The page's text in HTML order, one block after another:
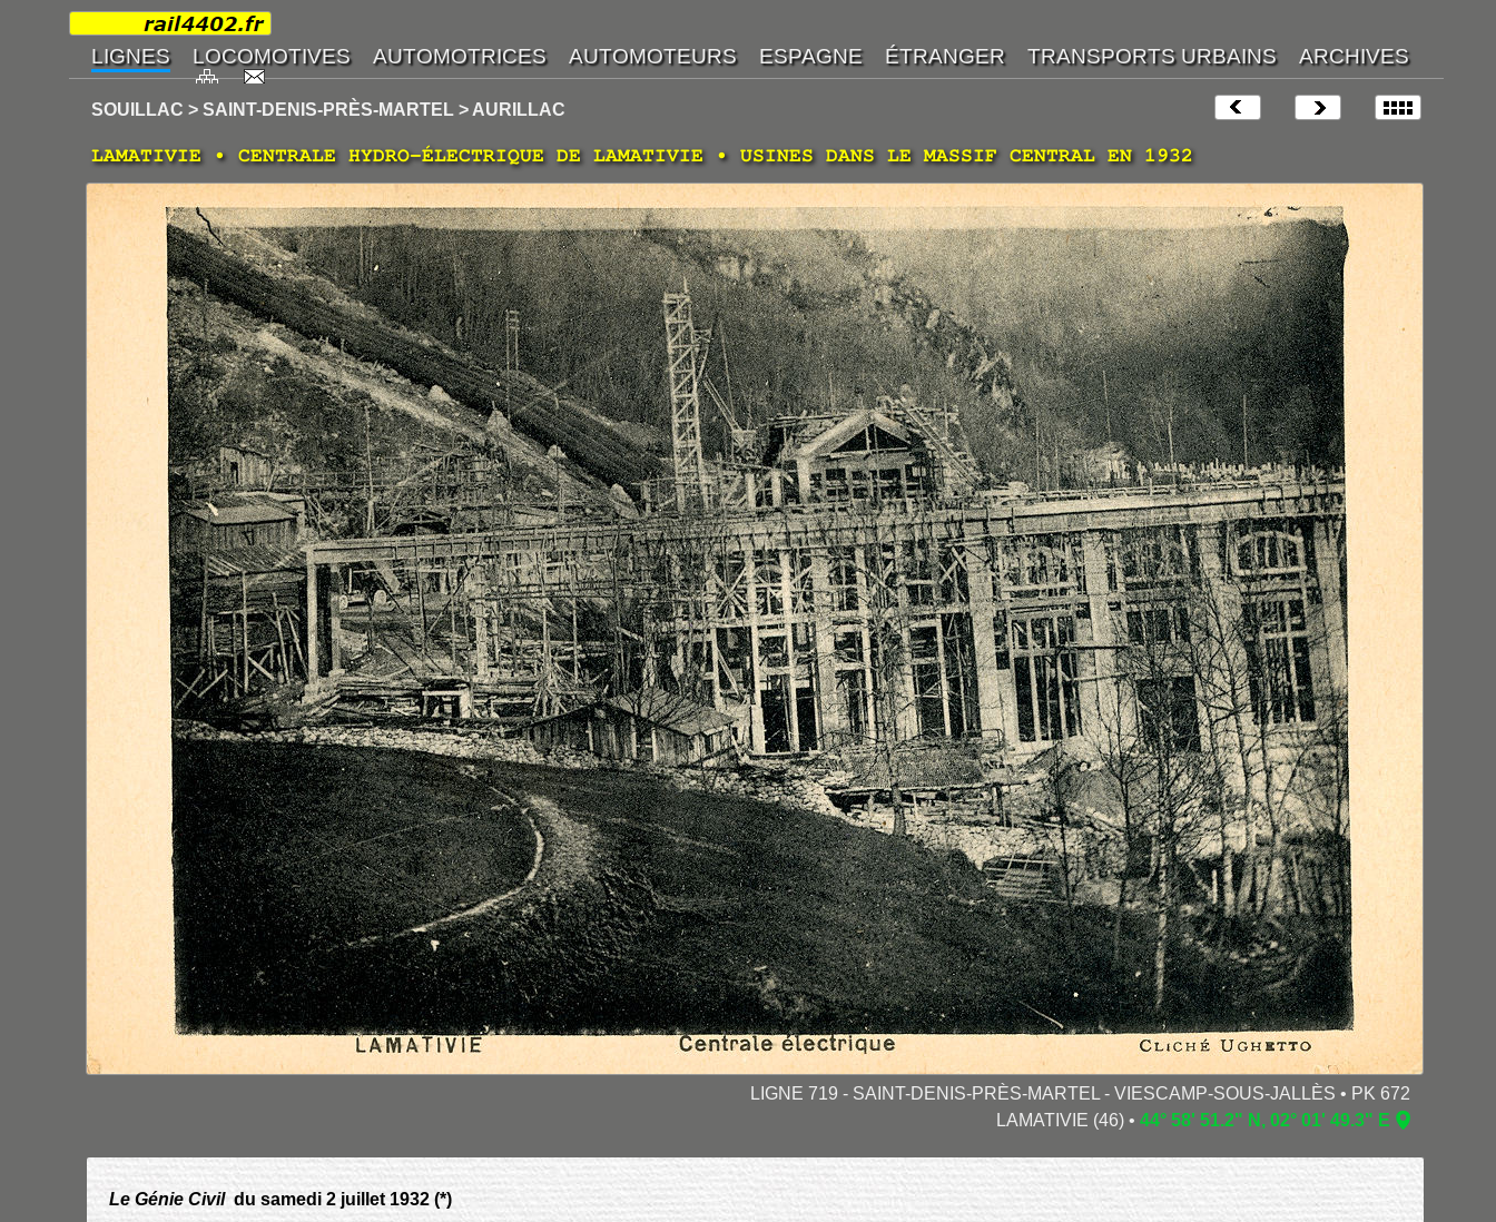
SOUILLAC > SAINT-DENIS-PRÈS-MARTEL > AURILLAC
LAMATIVIE • CENTRALE HYDRO-ÉLECTRIQUE DE LAMATIVIE • USINES DANS LE MASSIF CENTRAL EN 1932
LIGNE 719 - SAINT-DENIS-PRÈS-MARTEL - VIESCAMP-SOUS-JALLÈS • PK 672
LAMATIVIE (46) • 44° 58' 51.2" N, 02° 01' 49.3" E
Le Génie Civildu samedi 2 juillet 1932 (*)